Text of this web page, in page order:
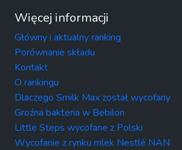
Więcej informacji
Główny i aktualny ranking
Porównanie składu
Kontakt
O rankingu
Dlaczego Smilk Max został wycofany
Groźna bakteria w Bebilon
Little Steps wycofane z Polski
Wycofanie z rynku mlek Nestlé NAN